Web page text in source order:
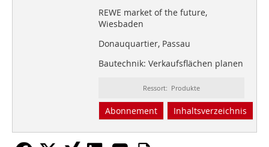
REWE market of the future,
Wiesbaden
Donauquartier, Passau
Bautechnik: Verkaufsflächen planen
Ressort: Produkte
Abonnement Inhaltsverzeichnis